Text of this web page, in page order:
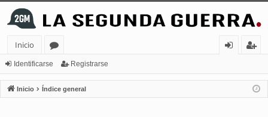
Inicio
or
os
nt
ifi
ist
ra
Identificarse Registrarse
Inicio Índice general